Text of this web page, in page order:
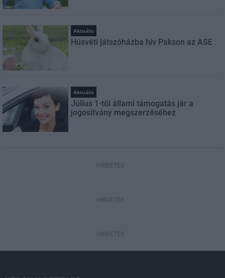
Aktuális
Húsvéti játszóházba hív Pakson az ASE
Aktuális
Július 1-től állami támogatás jár a
jogosítvány megszerzéséhez
HIRDETÉS
HIRDETÉS
HIRDETÉS